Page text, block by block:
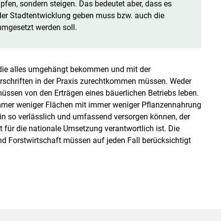
sondern steigen. Das bedeutet aber, dass es
Stadtentwicklung geben muss bzw. auch die
werden soll.
alles umgehängt bekommen und mit der
in der Praxis zurechtkommen müssen. Weder
von den Erträgen eines bäuerlichen Betriebs leben.
weniger Flächen mit immer weniger Pflanzennahrung
so verlässlich und umfassend versorgen können, der
die nationale Umsetzung verantwortlich ist. Die
Forstwirtschaft müssen auf jeden Fall berücksichtigt